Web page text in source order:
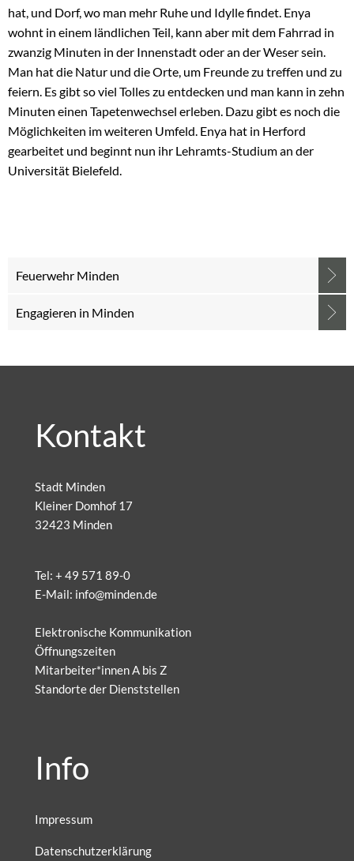
hat, und Dorf, wo man mehr Ruhe und Idylle findet. Enya
wohnt in einem ländlichen Teil, kann aber mit dem Fahrrad in
zwanzig Minuten in der Innenstadt oder an der Weser sein.
Man hat die Natur und die Orte, um Freunde zu treffen und zu
feiern. Es gibt so viel Tolles zu entdecken und man kann in zehn
Minuten einen Tapetenwechsel erleben. Dazu gibt es noch die
Möglichkeiten im weiteren Umfeld. Enya hat in Herford
gearbeitet und beginnt nun ihr Lehramts-Studium an der
Universität Bielefeld.
Feuerwehr Minden
Engagieren in Minden
Kontakt
Stadt Minden
Kleiner Domhof 17
32423 Minden
Tel: + 49 571 89-0
E-Mail: info@minden.de
Elektronische Kommunikation
Öffnungszeiten
Mitarbeiter*innen A bis Z
Standorte der Dienststellen
Info
Impressum
Datenschutzerklärung